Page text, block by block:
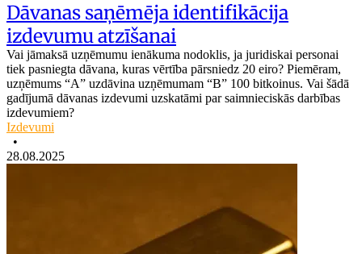
Dāvanas saņēmēja identifikācija
izdevumu atzīšanai
Vai jāmaksā uzņēmumu ienākuma nodoklis, ja juridiskai personai
tiek pasniegta dāvana, kuras vērtība pārsniedz 20 eiro? Piemēram,
uzņēmums “A” uzdāvina uzņēmumam “B” 100 bitkoinus. Vai šādā
gadījumā dāvanas izdevumi uzskatāmi par saimnieciskās darbības
izdevumiem?
Izdevumi
•
28.08.2025